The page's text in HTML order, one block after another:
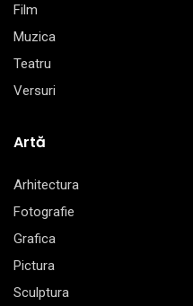
Film
Muzica
Teatru
Versuri
Artă
Arhitectura
Fotografie
Grafica
Pictura
Sculptura